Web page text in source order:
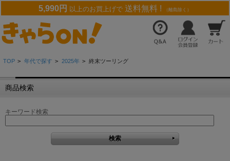
5,990円 以上のお買上げで 送料無料 ! （離島除く）
TOP > 年代で探す > 2025年 > 終末ツーリング
商品検索
キーワード検索